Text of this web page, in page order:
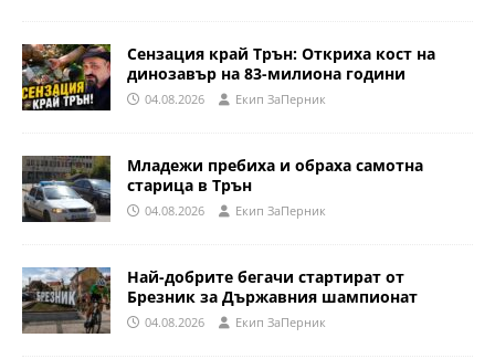
Сензация край Трън: Откриха кост на
динозавър на 83-милиона години
04.08.2026 Eкип ЗаПерник
Младежи пребиха и обраха самотна
старица в Трън
04.08.2026 Eкип ЗаПерник
Най-добрите бегачи стартират от
Брезник за Държавния шампионат
04.08.2026 Eкип ЗаПерник